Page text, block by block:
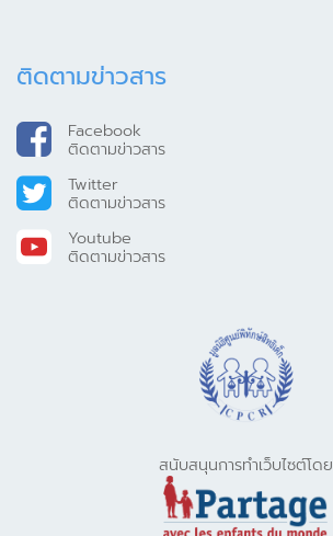
ติดตามข่าวสาร
Facebook
ติดตามข่าวสาร
Twitter
ติดตามข่าวสาร
Youtube
ติดตามข่าวสาร
สนับสนุนการทำเว็บไซต์โดย